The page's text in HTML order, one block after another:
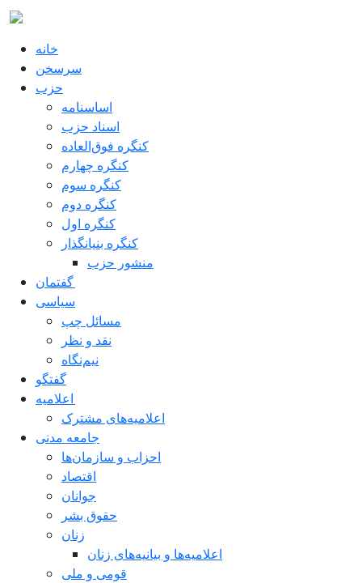
Pasar al contenido principal
خانه
سرسخن
حزب
اساسنامه
اسناد حزب
کنگره فوق‌العاده
کنگره چهارم
کنگره سوم
کنگره دوم
کنگره اول
کنگره بنیانگذار
منشور حزب
سياسی
مسائل چپ
نقد و نظر
نیم‌نگاه
گفتگو
اعلامیه‌های مشترک
جامعه مدنی
احزاب و سازمان‌ها
اقتصاد
جوانان
حقوق بشر
زنان
اعلامیه‌ها و بیانیه‌های زنان
قومی و ملی